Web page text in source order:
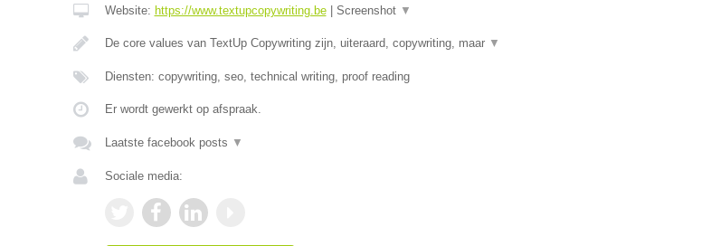
Website: https://www.textupcopywriting.be| Screenshot ▼
De core values van TextUp Copywriting zijn, uiteraard, copywriting, maar ▼
Diensten: copywriting, seo, technical writing, proof reading
Er wordt gewerkt op afspraak.
Laatste facebook posts ▼
Sociale media: